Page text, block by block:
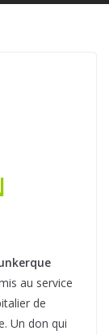
au service
de
Un don qui